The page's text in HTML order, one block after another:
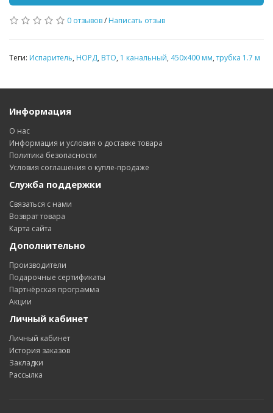
0 отзывов/ Написать отзыв
Теги: Испаритель, НОРД, ВТО, 1 канальный, 450х400 мм,трубка 1.7 м
Информация
О нас
Информация и условия о доставке товара
Политика безопасности
Условия соглашения о купле-продаже
Служба поддержки
Связаться с нами
Возврат товара
Карта сайта
Дополнительно
Производители
Подарочные сертификаты
Партнёрская программа
Акции
Личный кабинет
Личный кабинет
История заказов
Закладки
Рассылка